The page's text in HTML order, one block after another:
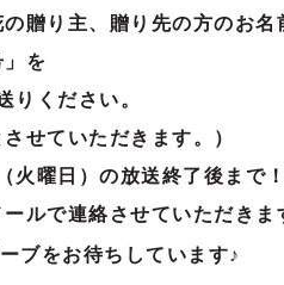
の贈り主、贈り先の方のお
」を
りください。
せていただきます。）
火曜日）の放送終了後まで
ルで連絡させていただき
ブをお待ちしています♪